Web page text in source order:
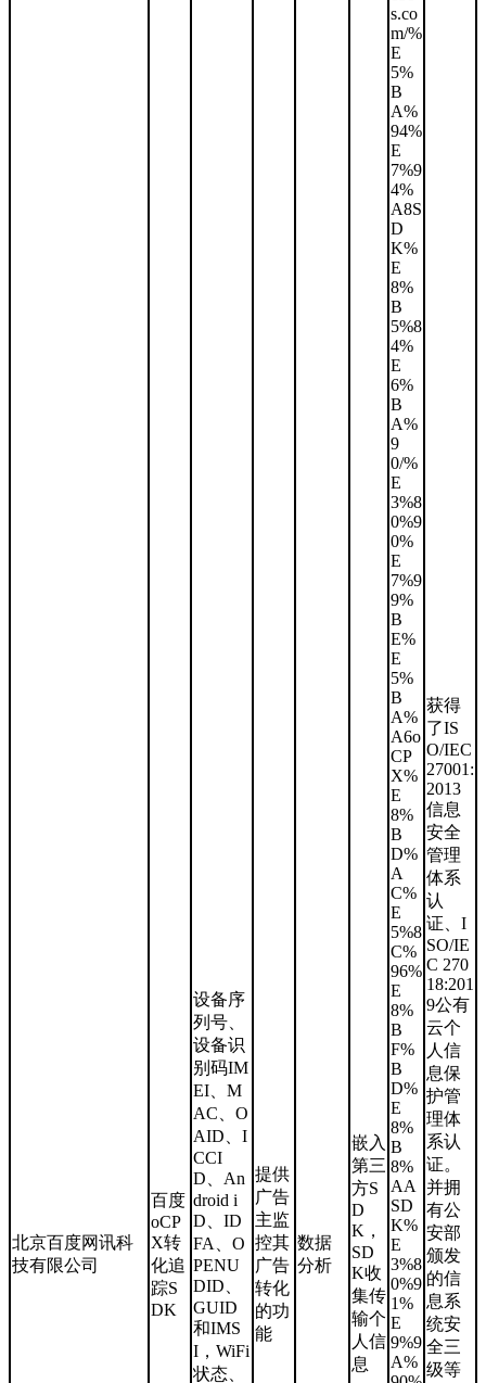
北京百度网讯科
技有限公司
百度
oCP
X转
化追
踪S
DK
设备序
列号、
设备识
别码IM
EI、M
AC、O
AID、I
CCI
D、An
droid i
D、ID
FA、O
PENU
DID、
GUID
和IMS
I，WiFi
状态、
提供
广告
主监
控其
广告
转化
的功
能
数据
分析
嵌入
第三
方S
D
K，
SD
K收
集传
输个
人信
息
s.co
m/%
E
5%
B
A%
94%
E
7%9
4%
A8S
D
K%
E
8%
B
5%8
4%
E
6%
B
A%
9
0/%
E
3%8
0%9
0%
E
7%9
9%
B
E%
E
5%
B
A%
A6o
CP
X%
E
8%
B
D%
A
C%
E
5%8
C%
96%
E
8%
B
F%
B
D%
E
8%
B
8%
AA
SD
K%
E
3%8
0%9
1%
E
9%9
A%
获得
了IS
O/IEC
27001:
2013
信息
安全
管理
体系
认
证、I
SO/IE
C 270
18:201
9公有
云个
人信
息保
护管
理体
系认
证。
并拥
有公
安部
颁发
的信
息系
统安
全三
级等